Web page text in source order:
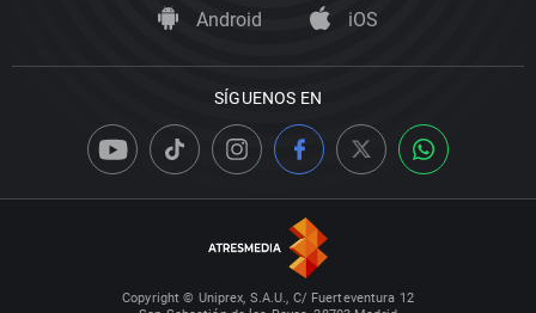
Android iOS
SÍGUENOS EN
Copyright © Uniprex, S.A.U., C/ Fuerteventura 12